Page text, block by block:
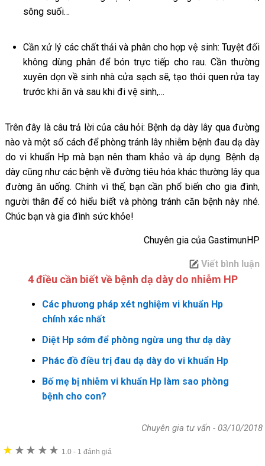
sông suối…
Cần xử lý các chất thải và phân cho hợp vệ sinh: Tuyệt đối
không dùng phân để bón trực tiếp cho rau. Cần thường
xuyên dọn về sinh nhà cửa sạch sẽ, tạo thói quen rửa tay
trước khi ăn và sau khi đi vệ sinh,…
Trên đây là câu trả lời của câu hỏi: Bệnh dạ dày lây qua đường
nào và một số cách để phòng tránh lây nhiễm bệnh đau dạ dày
do vi khuẩn Hp mà bạn nên tham khảo và áp dụng. Bệnh dạ
dày cũng như các bệnh về đường tiêu hóa khác thường lây qua
đường ăn uống. Chính vì thế, bạn cần phổ biến cho gia đình,
người thân để có hiểu biết và phòng tránh căn bệnh này nhé.
Chúc bạn và gia đình sức khỏe!
Chuyên gia của GastimunHP
Viết bình luận
4 điều cần biết về bệnh dạ dày do nhiễm HP
Các phương pháp xét nghiệm vi khuẩn Hp
chính xác nhất
Diệt Hp sớm để phòng ngừa ung thư dạ dày
Phác đồ điều trị đau dạ dày do vi khuẩn Hp
Bố mẹ bị nhiễm vi khuẩn Hp làm sao phòng
bệnh cho con?
Chuyên gia tư vấn - 03/10/2018
★ ★ ★ ★ ★
★ 1.0 - 1 đánh giá